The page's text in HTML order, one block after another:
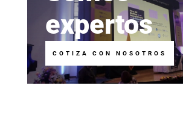
expertos
COTIZA CON NOSOTROS